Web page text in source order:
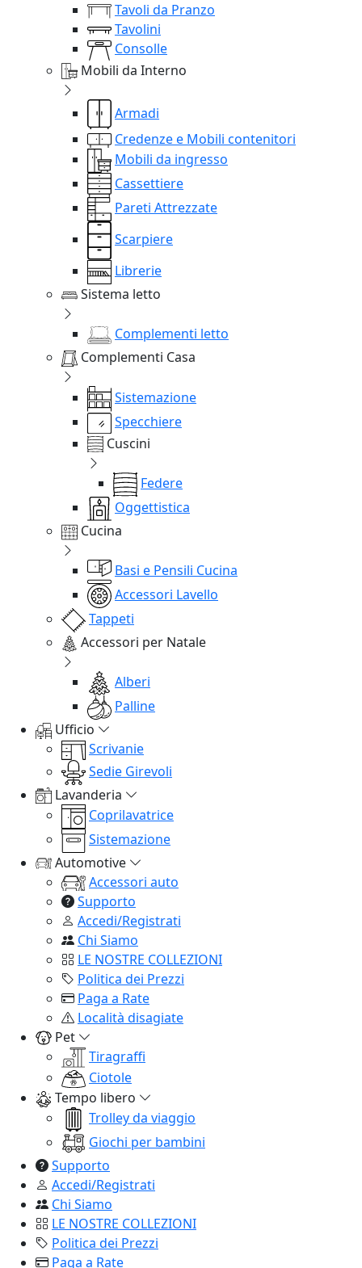
Tavoli da Pranzo
Tavolini
Consolle
Mobili da Interno
Armadi
Credenze e Mobili contenitori
Mobili da ingresso
Cassettiere
Pareti Attrezzate
Scarpiere
Librerie
Sistema letto
Complementi letto
Complementi Casa
Sistemazione
Specchiere
Cuscini
Federe
Oggettistica
Cucina
Basi e Pensili Cucina
Accessori Lavello
Tappeti
Accessori per Natale
Alberi
Palline
Ufficio
Scrivanie
Sedie Girevoli
Lavanderia
Coprilavatrice
Sistemazione
Automotive
Accessori auto
Supporto
Accedi/Registrati
Chi Siamo
LE NOSTRE COLLEZIONI
Politica dei Prezzi
Paga a Rate
Località disagiate
Pet
Tiragraffi
Ciotole
Tempo libero
Trolley da viaggio
Giochi per bambini
Supporto
Accedi/Registrati
Chi Siamo
LE NOSTRE COLLEZIONI
Politica dei Prezzi
Paga a Rate